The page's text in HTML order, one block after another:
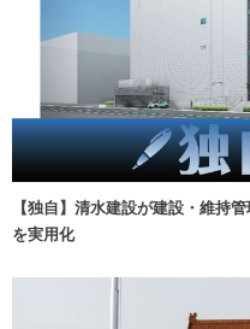
【独自】清水建設が建設・維持
を実用化